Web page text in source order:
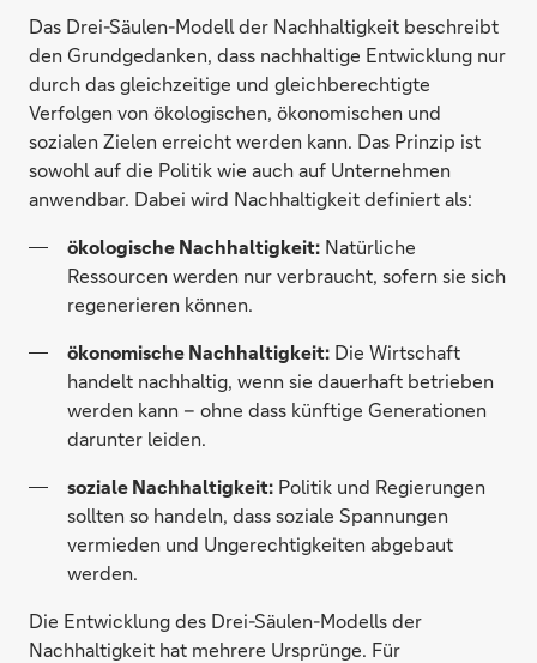
Das Drei-Säulen-Modell der Nachhaltigkeit beschreibt
den Grundgedanken, dass nachhaltige Entwicklung nur
durch das gleichzeitige und gleichberechtigte
Verfolgen von ökologischen, ökonomischen und
sozialen Zielen erreicht werden kann. Das Prinzip ist
sowohl auf die Politik wie auch auf Unternehmen
anwendbar. Dabei wird Nachhaltigkeit definiert als:
ökologische Nachhaltigkeit: Natürliche
Ressourcen werden nur verbraucht, sofern sie sich
regenerieren können.
ökonomische Nachhaltigkeit: Die Wirtschaft
handelt nachhaltig, wenn sie dauerhaft betrieben
werden kann – ohne dass künftige Generationen
darunter leiden.
soziale Nachhaltigkeit: Politik und Regierungen
sollten so handeln, dass soziale Spannungen
vermieden und Ungerechtigkeiten abgebaut
werden.
Die Entwicklung des Drei-Säulen-Modells der
Nachhaltigkeit hat mehrere Ursprünge. Für